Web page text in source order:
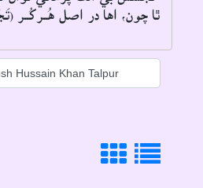
ٿا چون، اها در اصل هُــرکُــر